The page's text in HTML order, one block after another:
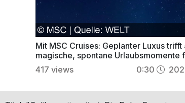
Mit MSC Cruises: Geplanter Luxus trifft
magische, spontane Urlaubsmomente
ganze Familie
417 views 0:30